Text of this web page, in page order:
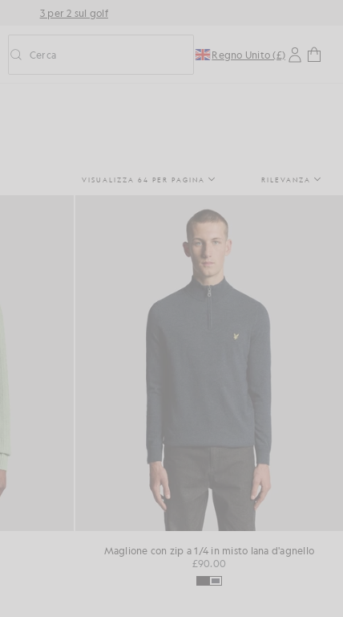
3 per 2 sul golf
Attiva/disattiva la ricerca predittiva
Cerca Regno Unito (£)
VISUALIZZA 64 PER PAGINA RILEVANZA
Maglione con zip a 1/4 in misto lana d'agnello
£90.00